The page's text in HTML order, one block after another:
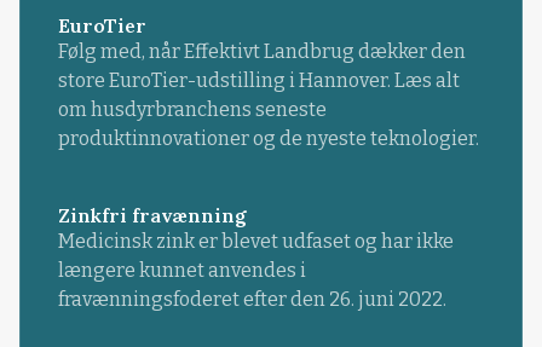
EuroTier
Følg med, når Effektivt Landbrug dækker den
store EuroTier-udstilling i Hannover. Læs alt
om husdyrbranchens seneste
produktinnovationer og de nyeste teknologier.
Zinkfri fravænning
Medicinsk zink er blevet udfaset og har ikke
længere kunnet anvendes i
fravænningsfoderet efter den 26. juni 2022.